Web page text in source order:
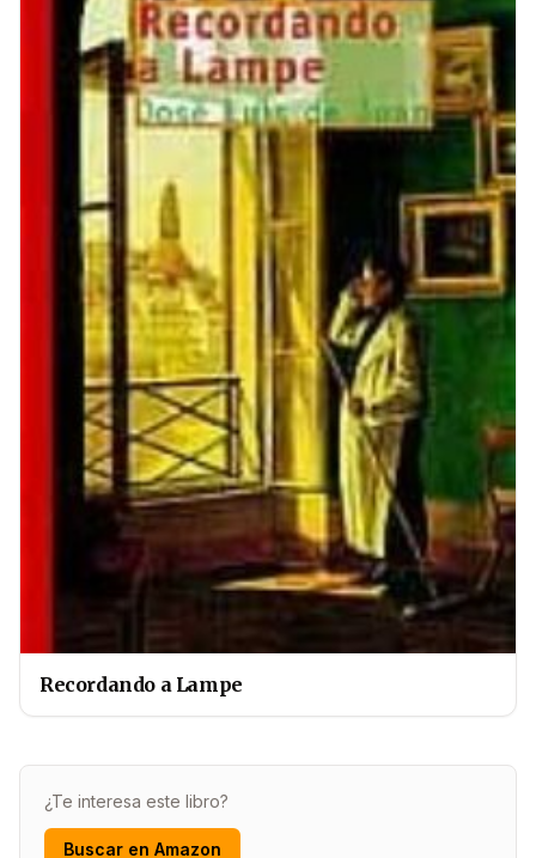
Recordando a Lampe
¿Te interesa este libro?
Buscar en Amazon